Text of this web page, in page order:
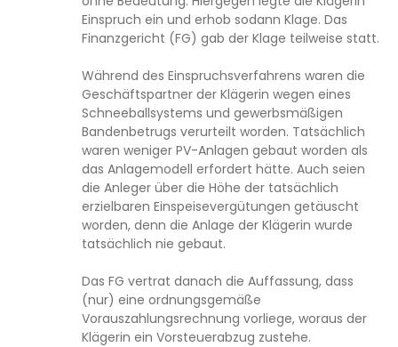
Einspruch ein und erhob sodann Klage. Das
Finanzgericht (FG) gab der Klage teilweise statt.
Während des Einspruchsverfahrens waren die
Geschäftspartner der Klägerin wegen eines
Schneeballsystems und gewerbsmäßigen
Bandenbetrugs verurteilt worden. Tatsächlich
waren weniger PV-Anlagen gebaut worden als
das Anlagemodell erfordert hätte. Auch seien
die Anleger über die Höhe der tatsächlich
erzielbaren Einspeisevergütungen getäuscht
worden, denn die Anlage der Klägerin wurde
tatsächlich nie gebaut.
Das FG vertrat danach die Auffassung, dass
(nur) eine ordnungsgemäße
Vorauszahlungsrechnung vorliege, woraus der
Klägerin ein Vorsteuerabzug zustehe.